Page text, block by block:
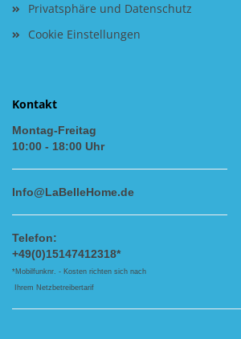
Privatsphäre und Datenschutz
Cookie Einstellungen
Kontakt
Montag-Freitag
10:00 - 18:00 Uhr
Info@LaBelleHome.de
Telefon:
+49(0)15147412318*
*Mobilfunknr. - Kosten richten sich nach
Ihrem Netzbetreibertarif